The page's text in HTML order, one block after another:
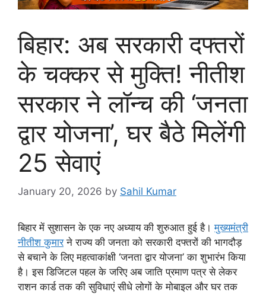
बिहार: अब सरकारी दफ्तरों
के चक्कर से मुक्ति! नीतीश
सरकार ने लॉन्च की ‘जनता
द्वार योजना’, घर बैठे मिलेंगी
25 सेवाएं
January 20, 2026 by Sahil Kumar
बिहार में सुशासन के एक नए अध्याय की शुरुआत हुई है।मुख्यमंत्री
नीतीश कुमारने राज्य की जनता को सरकारी दफ्तरों की भागदौड़
से बचाने के लिए महत्वाकांक्षी ‘जनता द्वार योजना’ का शुभारंभ किया
है। इस डिजिटल पहल के जरिए अब जाति प्रमाण पत्र से लेकर
राशन कार्ड तक की सुविधाएं सीधे लोगों के मोबाइल और घर तक